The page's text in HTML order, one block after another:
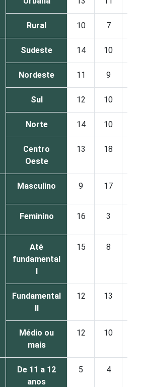
Rural 10 7
Sudeste 14 10
Nordeste 11 9
Sul 12 10
Norte 14 10
Centro
Oeste
13 18
Masculino 9 17
Feminino 16 3
Até
fundamental
I
15 8
Fundamental
II
12 13
Médio ou
mais
12 10
De 11 a 12
anos
5 4